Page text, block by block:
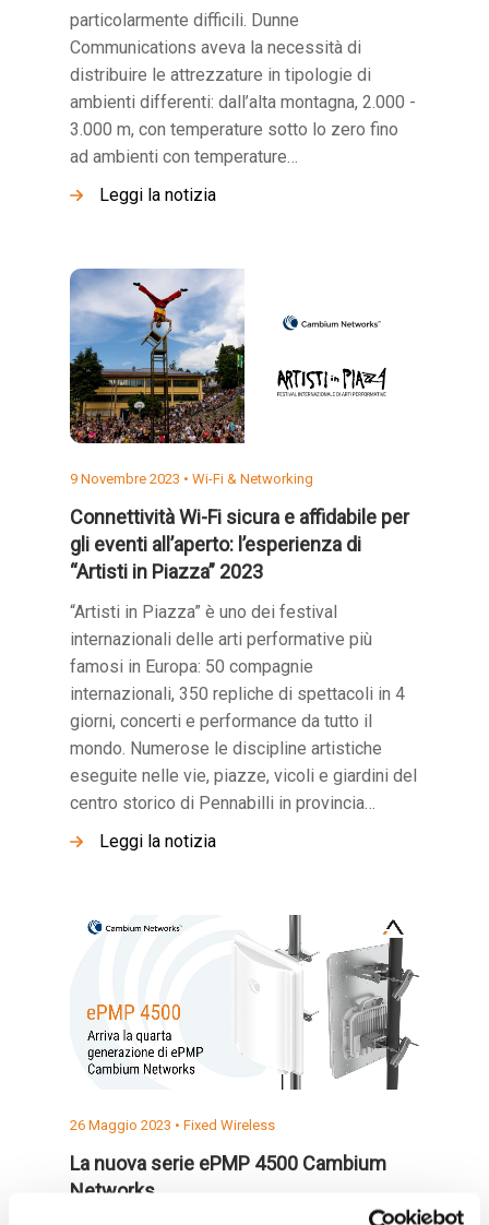
particolarmente difficili. Dunne
Communications aveva la necessità di
distribuire le attrezzature in tipologie di
ambienti differenti: dall’alta montagna, 2.000 -
3.000 m, con temperature sotto lo zero fino
ad ambienti con temperature…
Leggi la notizia
9 Novembre 2023 • Wi-Fi & Networking
Connettività Wi-Fi sicura e affidabile per
gli eventi all’aperto: l’esperienza di
“Artisti in Piazza” 2023
“Artisti in Piazza” è uno dei festival
internazionali delle arti performative più
famosi in Europa: 50 compagnie
internazionali, 350 repliche di spettacoli in 4
giorni, concerti e performance da tutto il
mondo. Numerose le discipline artistiche
eseguite nelle vie, piazze, vicoli e giardini del
centro storico di Pennabilli in provincia…
Leggi la notizia
26 Maggio 2023 • Fixed Wireless
La nuova serie ePMP 4500 Cambium
Networks